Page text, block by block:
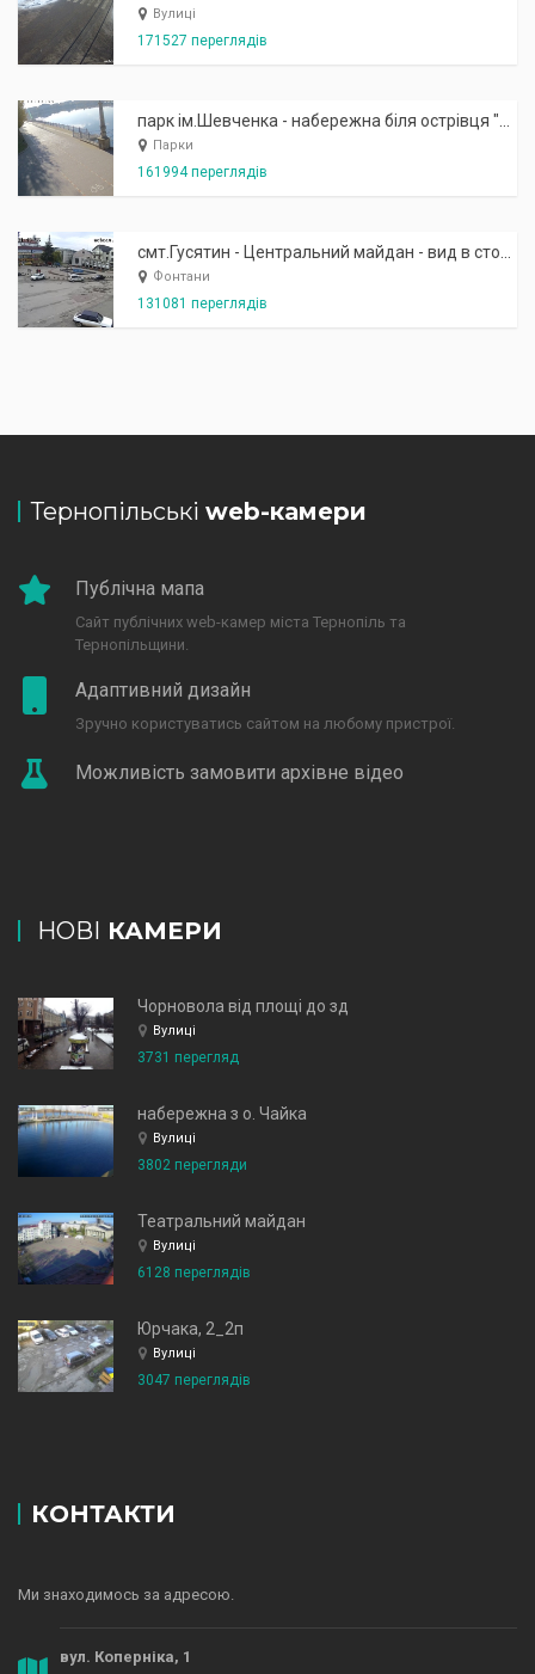
Вулиці
171527 переглядів
Парки
161994 переглядів
Фонтани
131081 переглядів
Тернопільські web-камери
Публічна мапа
Сайт публічних web-камер міста Тернопіль та
Тернопільщини.
Адаптивний дизайн
Зручно користуватись сайтом на любому пристрої.
Можливість замовити архівне відео
НОВІ КАМЕРИ
Чорновола від площі до зд
Вулиці
3731 перегляд
набережна з о. Чайка
Вулиці
3802 перегляди
Театральний майдан
Вулиці
6128 переглядів
Юрчака, 2_2п
Вулиці
3047 переглядів
КОНТАКТИ
Ми знаходимось за адресою.
вул. Коперніка, 1